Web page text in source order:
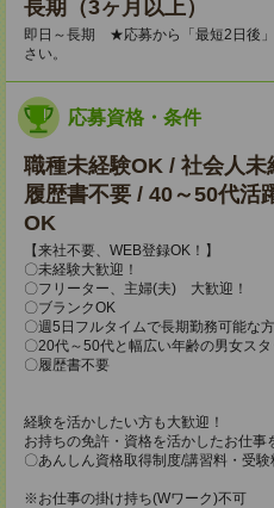
長期（3ヶ月以上）
即日～長期 ★応募から「最短2日後
さい。
応募資格・条件
職種未経験OK / 社会人
履歴書不要 / 40～50代活
OK
【来社不要、WEB登録OK！】
〇未経験大歓迎！
〇フリーター、主婦(夫) 大歓迎！
〇ブランクOK
〇週5日フルタイムで長期勤務可能な
〇20代～50代と幅広い年齢の男女スタ
〇履歴書不要
経験を活かしたい方も大歓迎！
お持ちの免許・資格を活かしたお仕事
〇あんしん資格取得制度/講習料・受
※お仕事の掛け持ち(Wワーク)不可